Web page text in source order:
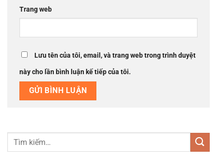
Trang web
Lưu tên của tôi, email, và trang web trong trình duyệt
này cho lần bình luận kế tiếp của tôi.